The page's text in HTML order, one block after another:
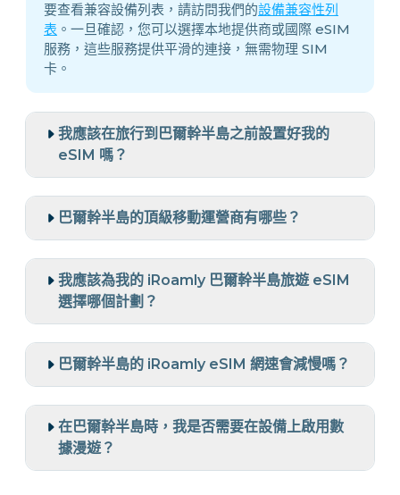
要查看兼容設備列表，請訪問我們的設備兼容性列
表 。一旦確認，您可以選擇本地提供商或國際 eSIM
服務，這些服務提供平滑的連接，無需物理 SIM
卡。
我應該在旅行到巴爾幹半島之前設置好我的
eSIM 嗎？
巴爾幹半島的頂級移動運營商有哪些？
我應該為我的 iRoamly 巴爾幹半島旅遊 eSIM
選擇哪個計劃？
巴爾幹半島的 iRoamly eSIM 網速會減慢嗎？
在巴爾幹半島時，我是否需要在設備上啟用數
據漫遊？